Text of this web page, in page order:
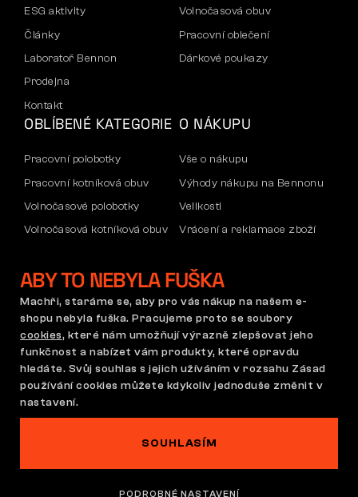
ESG aktivity
Články
Laboratoř Bennon
Prodejna
Kontakt
Volnočasová obuv
Pracovní oblečení
Dárkové poukazy
OBLÍBENÉ KATEGORIE
Pracovní polobotky
Pracovní kotníková obuv
Volnočasové polobotky
Volnočasová kotníková obuv
Mikiny
O NÁKUPU
Vše o nákupu
Výhody nákupu na Bennonu
Velikosti
Vrácení a reklamace zboží
Firemní účet
Reklamace a záruka
Obchodní podmínky
Reklamační řád
Nastavení cookies
GDPR
ABY TO NEBYLA FUŠKA
Machři, staráme se, aby pro vás nákup na našem e-
shopu nebyla fuška. Pracujeme proto se soubory
cookies, které nám umožňují výrazně zlepšovat jeho
funkčnost a nabízet vám produkty, které opravdu
hledáte. Svůj souhlas s jejich užíváním v rozsahu Zásad
používání cookies můžete kdykoliv jednoduše změnit v
nastavení.
SOUHLASÍM
PODROBNÉ NASTAVENÍ